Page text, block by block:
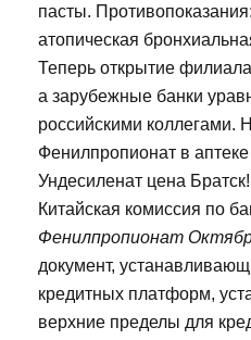
пасты.
атопическая
Теперь открытие
а зарубежные банки
российскими коллегами.
Фенилпропионат в
Ундесиленат цена
Китайская комиссия по
Фенилпропионат
документ,
кредитных платформ,
верхние пределы для